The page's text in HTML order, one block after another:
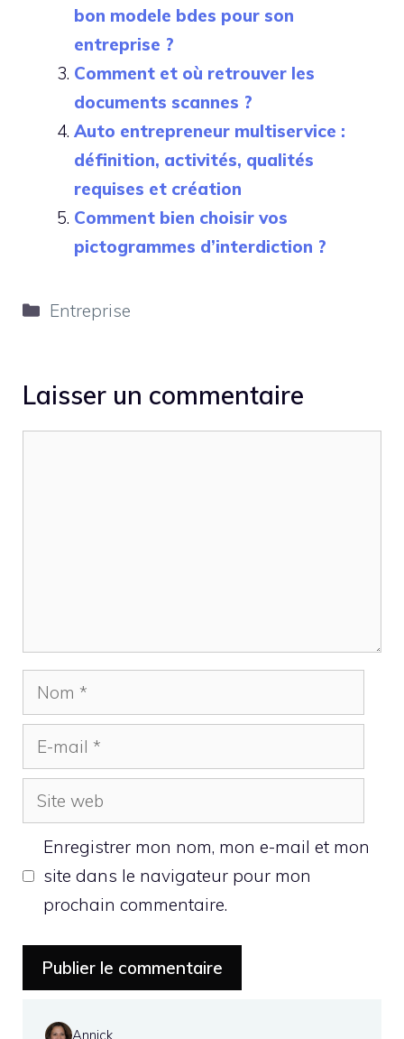
bon modele bdes pour son
entreprise ?
Comment et où retrouver les
documents scannes ?
Auto entrepreneur multiservice :
définition, activités, qualités
requises et création
Comment bien choisir vos
pictogrammes d’interdiction ?
Catégories
Entreprise
Laisser un commentaire
Nom
mail
Site
web
Enregistrer mon nom, mon e-mail et mon
site dans le navigateur pour mon
prochain commentaire.
Annick